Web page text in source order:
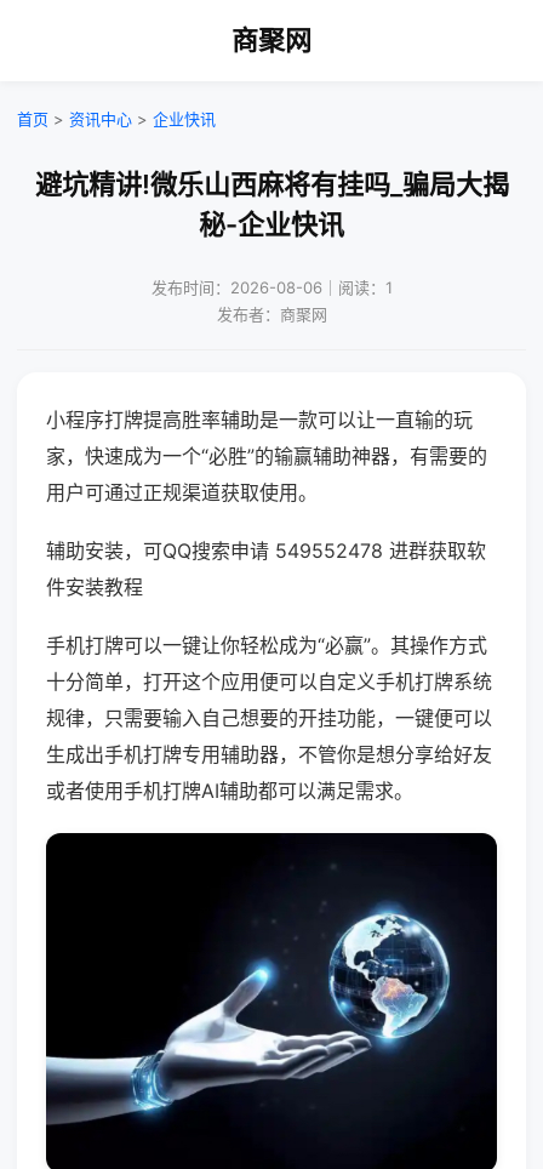
商聚网
首页 > 资讯中心 > 企业快讯
避坑精讲!微乐山西麻将有挂吗_骗局大揭
秘-企业快讯
发布时间：2026-08-06｜阅读：1
发布者：商聚网
小程序打牌提高胜率辅助是一款可以让一直输的玩
家，快速成为一个“必胜”的输赢辅助神器，有需要的
用户可通过正规渠道获取使用。
辅助安装，可QQ搜索申请 549552478 进群获取软
件安装教程
手机打牌可以一键让你轻松成为“必赢”。其操作方式
十分简单，打开这个应用便可以自定义手机打牌系统
规律，只需要输入自己想要的开挂功能，一键便可以
生成出手机打牌专用辅助器，不管你是想分享给好友
或者使用手机打牌AI辅助都可以满足需求。